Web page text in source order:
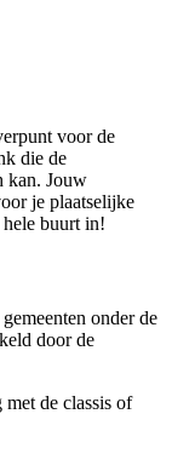
voor de
die de
kan. Jouw
je plaatselijke
buurt in!
onder de
door de
de classis of